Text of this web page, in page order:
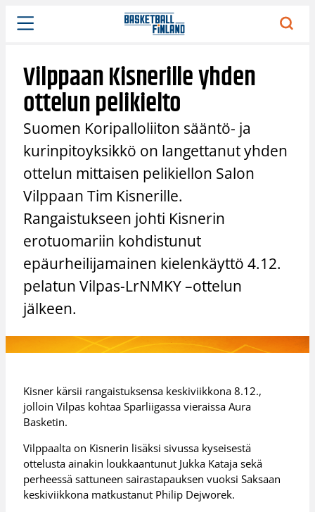
Siirry
sisältöön
Vilppaan Kisnerille yhden
ottelun pelikielto
Suomen Koripalloliiton sääntö- ja
kurinpitoyksikkö on langettanut yhden
ottelun mittaisen pelikiellon Salon
Vilppaan Tim Kisnerille.
Rangaistukseen johti Kisnerin
erotuomariin kohdistunut
epäurheilijamainen kielenkäyttö 4.12.
pelatun Vilpas-LrNMKY –ottelun
jälkeen.
Kisner kärsii rangaistuksensa keskiviikkona 8.12.,
jolloin Vilpas kohtaa Sparliigassa vieraissa Aura
Basketin.
Vilppaalta on Kisnerin lisäksi sivussa kyseisestä
ottelusta ainakin loukkaantunut Jukka Kataja sekä
perheessä sattuneen sairastapauksen vuoksi Saksaan
keskiviikkona matkustanut Philip Dejworek.